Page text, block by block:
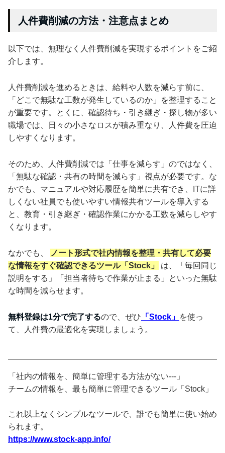
人件費削減の方法・注意点まとめ
以下では、無理なく人件費削減を実現するポイントをご紹
介します。
人件費削減を進めるときは、給料や人数を減らす前に、
「どこで無駄な工数が発生しているのか」を整理すること
が重要です。とくに、確認待ち・引き継ぎ・探し物が多い
職場では、日々の小さなロスが積み重なり、人件費を圧迫
しやすくなります。
そのため、人件費削減では「仕事を減らす」のではなく、
「無駄な確認・共有の時間を減らす」視点が必要です。な
かでも、マニュアルや対応履歴を簡単に共有でき、ITに詳
しくない社員でも使いやすい情報共有ツールを導入する
と、教育・引き継ぎ・確認作業にかかる工数を減らしやす
くなります。
なかでも、
ノート形式で社内情報を整理・共有して必要
な情報をすぐ確認できるツール「Stock」
は、「毎回同じ
説明をする」「担当者待ちで作業が止まる」といった無駄
な時間を減らせます。
無料登録は1分で完了するので、ぜひ 「Stock」 を使っ
て、人件費の最適化を実現しましょう。
「社内の情報を、簡単に管理する方法がない---」
チームの情報を、最も簡単に管理できるツール「Stock」
これ以上なくシンプルなツールで、誰でも簡単に使い始め
られます。
https://www.stock-app.info/